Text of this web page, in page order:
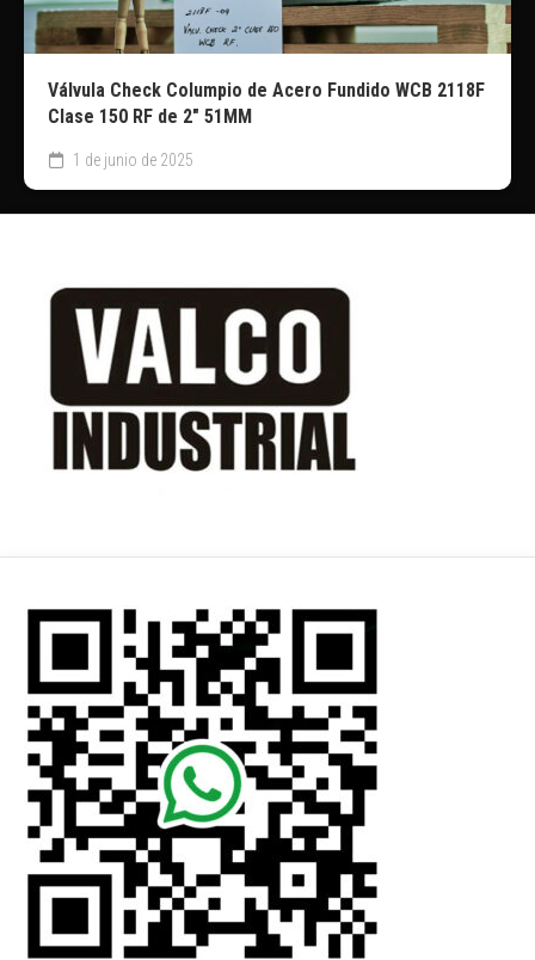
Válvula Check Columpio de Acero Fundido WCB 2118F
Clase 150 RF de 2″ 51MM
1 de junio de 2025